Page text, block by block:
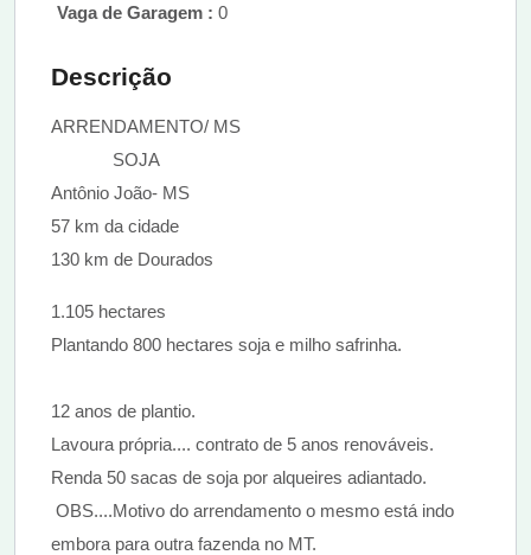
Vaga de Garagem : 0
Descrição
ARRENDAMENTO/ MS
SOJA
Antônio João- MS
57 km da cidade
130 km de Dourados
1.105 hectares
Plantando 800 hectares soja e milho safrinha.
12 anos de plantio.
Lavoura própria.... contrato de 5 anos renováveis.
Renda 50 sacas de soja por alqueires adiantado.
OBS....Motivo do arrendamento o mesmo está indo
embora para outra fazenda no MT.